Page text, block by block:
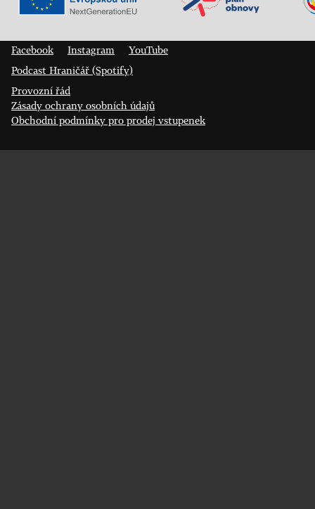
Veřejný sál Hraničář, spolek
Facebook
Instagram
YouTube
Podcast Hraničář (Spotify)
Provozní řád
Zásady ochrany osobních údajů
Obchodní podmínky pro prodej vstupenek